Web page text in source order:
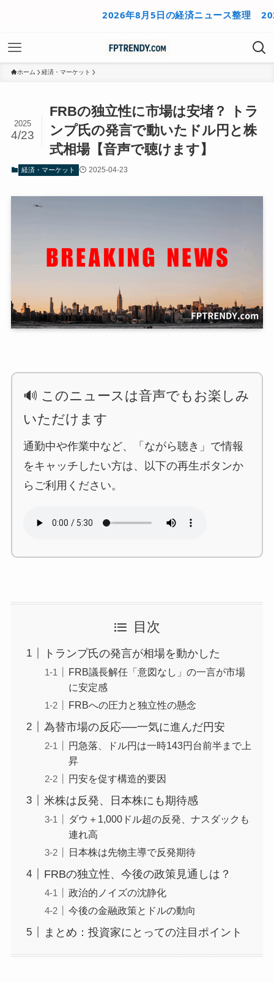
2026年8月5日の経済ニュース整理 2026年8
ホーム 経済・マーケット
FRBの独立性に市場は安堵？ トラ
ンプ氏の発言で動いたドル円と株
式相場【音声で聴けます】
2025
4/23
経済・マーケット 2025-04-23
🔊 このニュースは音声でもお楽しみ
いただけます
通勤中や作業中など、「ながら聴き」で情報
をキャッチしたい方は、以下の再生ボタンか
らご利用ください。
目次
トランプ氏の発言が相場を動かした
FRB議長解任「意図なし」の一言が市場
に安定感
FRBへの圧力と独立性の懸念
為替市場の反応──一気に進んだ円安
円急落、ドル円は一時143円台前半まで上
昇
円安を促す構造的要因
米株は反発、日本株にも期待感
ダウ＋1,000ドル超の反発、ナスダックも
連れ高
日本株は先物主導で反発期待
FRBの独立性、今後の政策見通しは？
政治的ノイズの沈静化
今後の金融政策とドルの動向
まとめ：投資家にとっての注目ポイント